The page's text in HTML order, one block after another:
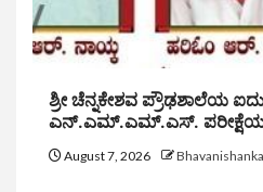
ಶ್ರೀ ಚೆನ್ನಕೇಶವ ಪ್ರೌಢಶಾಲೆಯ
ಎನ್.ಎಮ್.ಎಮ್.ಎಸ್.
August 7, 2026